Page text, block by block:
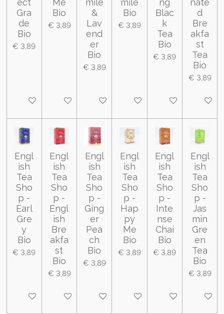
ect
Gra
de
Bio
€ 3,89
In winkelwagen
Me
Bio
€ 3,89
In winkelwagen
mile
&
Lav
end
er
Bio
€ 3,89
In winkelwagen
mile
Bio
€ 3,89
In winkelwagen
ng
Blac
k
Tea
Bio
€ 3,89
In winkelwagen
nate
d
Bre
akfa
st
Tea
Bio
€ 3,89
In
Engl
ish
Tea
Sho
p -
Earl
Gre
y
Bio
€ 3,89
In winkelwagen
Engl
ish
Tea
Sho
p -
Engl
ish
Bre
akfa
st
Bio
€ 3,89
In winkelwagen
Engl
ish
Tea
Sho
p -
Ging
er
Pea
ch
Bio
€ 3,89
In winkelwagen
Engl
ish
Tea
Sho
p -
Hap
py
Me
Bio
€ 3,89
In winkelwagen
Engl
ish
Tea
Sho
p -
Inte
nse
Chai
Bio
€ 3,89
In winkelwagen
Engl
ish
Tea
Sho
p -
Jas
min
Gre
en
Tea
Bio
€ 3,89
In